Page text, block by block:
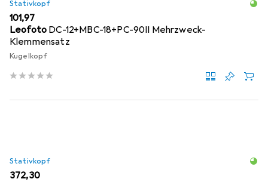
Stativkopf
EUR
101,97
Leofoto DC-12+MBC-18+PC-90II Mehrzweck-
Klemmensatz
Kugelkopf
Stativkopf
EUR
372,30